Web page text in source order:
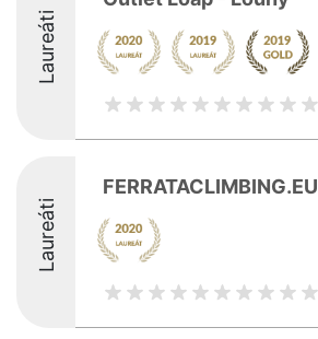
Laureáti
Laureáti
FERRATACLIMBING.EU